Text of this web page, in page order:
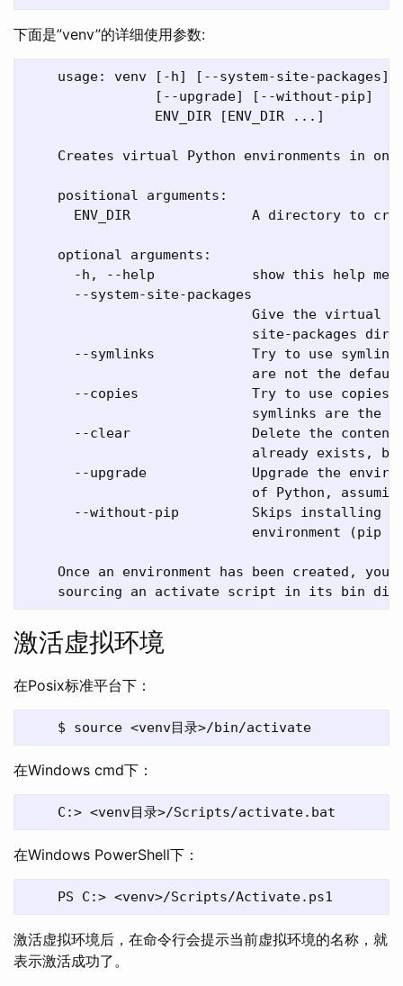
下面是”venv”的详细使用参数:
usage: venv [-h] [--system-site-packages]
                [--upgrade] [--without-pip]
                ENV_DIR [ENV_DIR ...]
Creates virtual Python environments in
    positional arguments:
ENV_DIR               A directory to
    optional arguments:
-h, --help            show this help
      --system-site-packages
Give the virtual
                            site-packages dir.
--symlinks            Try to use
are not the
--copies              Try to use copies
symlinks are the
--clear               Delete the
already exists,
--upgrade             Upgrade the
of Python,
--without-pip         Skips installing
environment (pip
Once an environment has been created, you
激活虚拟环境
在Posix标准平台下：
在Windows cmd下：
在Windows PowerShell下：
激活虚拟环境后，在命令行会提示当前虚拟环境的名称，就
表示激活成功了。